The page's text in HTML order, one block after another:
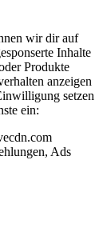
wir dir auf
Inhalte
Produkte
anzeigen
setzen
ein:
Ads